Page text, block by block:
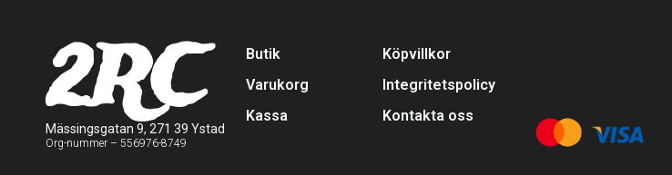
2RC
Mässingsgatan 9, 271 39 Ystad
Org-nummer – 556976-8749
Butik
Varukorg
Kassa
Köpvillkor
Integritetspolicy
Kontakta oss